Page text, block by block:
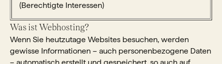
(Berechtigte Interessen)
Was ist Webhosting?
Wenn Sie heutzutage Websites besuchen, werden
gewisse Informationen – auch personenbezogene Daten